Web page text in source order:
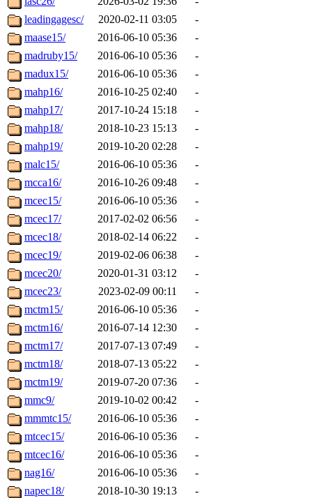
leadingagesc/
2020-02-11 03:05
-
maase15/
2016-06-10 05:36
-
madruby15/
2016-06-10 05:36
-
madux15/
2016-06-10 05:36
-
mahp16/
2016-10-25 02:40
-
mahp17/
2017-10-24 15:18
-
mahp18/
2018-10-23 15:13
-
mahp19/
2019-10-20 02:28
-
malc15/
2016-06-10 05:36
-
mcca16/
2016-10-26 09:48
-
mcec15/
2016-06-10 05:36
-
mcec17/
2017-02-02 06:56
-
mcec18/
2018-02-14 06:22
-
mcec19/
2019-02-06 06:38
-
mcec20/
2020-01-31 03:12
-
mcec23/
2023-02-09 00:11
-
mctm15/
2016-06-10 05:36
-
mctm16/
2016-07-14 12:30
-
mctm17/
2017-07-13 07:49
-
mctm18/
2018-07-13 05:22
-
mctm19/
2019-07-20 07:36
-
mmc9/
2019-10-02 00:42
-
mmmtc15/
2016-06-10 05:36
-
mtcec15/
2016-06-10 05:36
-
mtcec16/
2016-06-10 05:36
-
nag16/
2016-06-10 05:36
-
napec18/
2018-10-30 19:13
-